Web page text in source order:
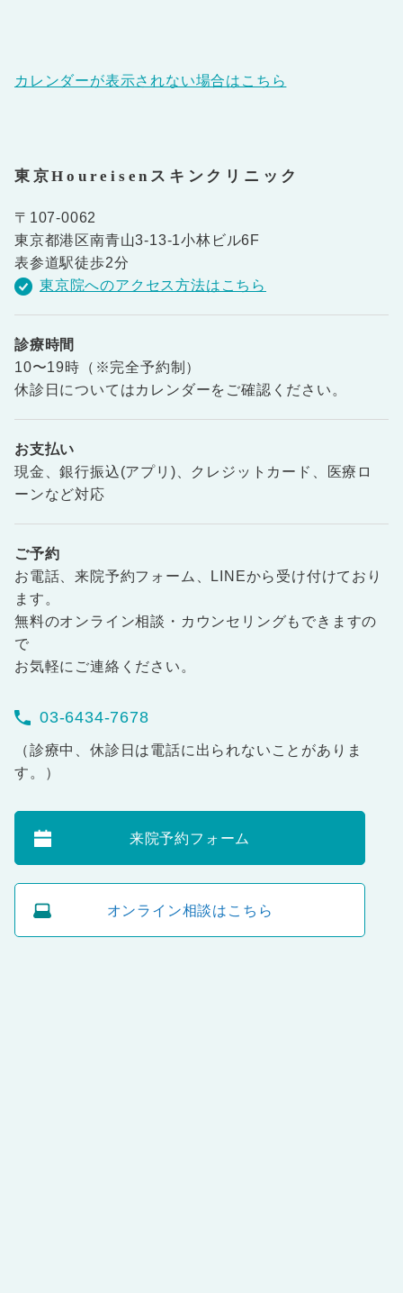
カレンダーが表示されない場合はこちら
東京Houreisenスキンクリニック
〒107-0062
東京都港区南青山3-13-1小林ビル6F
表参道駅徒歩2分
東京院へのアクセス方法はこちら
診療時間
10〜19時（※完全予約制）
休診日についてはカレンダーをご確認ください。
お支払い
現金、銀行振込(アプリ)、クレジットカード、医療ロ
ーンなど対応
ご予約
お電話、来院予約フォーム、LINEから受け付けており
ます。
無料のオンライン相談・カウンセリングもできますの
で
お気軽にご連絡ください。
03-6434-7678
（診療中、休診日は電話に出られないことがありま
す。）
来院予約フォーム
オンライン相談はこちら